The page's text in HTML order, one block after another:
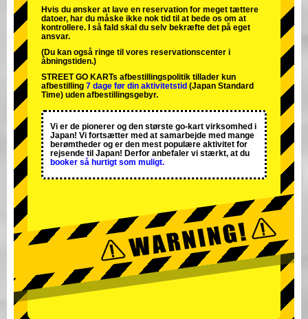
Hvis du ønsker at lave en reservation for meget tættere
datoer, har du måske ikke nok tid til at bede os om at
kontrollere. I så fald skal du selv bekræfte det på eget
ansvar.
(Du kan også ringe til vores reservationscenter i
åbningstiden.)
STREET GO KARTs afbestillingspolitik tillader kun
afbestilling 7 dage før din aktivitetstid (Japan Standard
Time) uden afbestillingsgebyr.
Vi er de pionerer og den største go-kart virksomhed i
Japan! Vi fortsætter med at samarbejde med mange
berømtheder og er den mest populære aktivitet for
rejsende til Japan! Derfor anbefaler vi stærkt, at du
booker så hurtigt som muligt.